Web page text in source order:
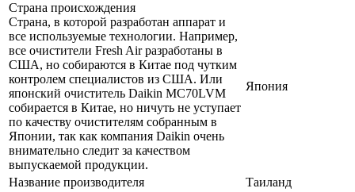
Страна происхождения
Страна, в которой разработан аппарат и
все используемые технологии. Например,
все очистители Fresh Air разработаны в
США, но собираются в Китае под чутким
контролем специалистов из США. Или
японский очиститель Daikin MC70LVM
собирается в Китае, но ничуть не уступает
по качеству очистителям собранным в
Японии, так как компания Daikin очень
внимательно следит за качеством
выпускаемой продукции.
Япония
Название производителя
Таиланд